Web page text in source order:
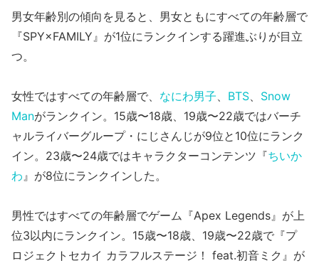
男女年齢別の傾向を見ると、男女ともにすべての年齢層で
『SPY×FAMILY』が1位にランクインする躍進ぶりが目立
つ。
女性ではすべての年齢層で、 なにわ男子 BTS
Snow
Manがランクイン。15歳〜18歳、19歳〜22歳ではバーチ
ャルライバーグループ・にじさんじが9位と10位にランク
イン。23歳〜24歳ではキャラクターコンテンツ『ちいか
わ 』が8位にランクインした。
男性ではすべての年齢層でゲーム『Apex Legends』が上
位3以内にランクイン。15歳〜18歳、19歳〜22歳で『プ
ロジェクトセカイ カラフルステージ！ feat.初音ミク』が